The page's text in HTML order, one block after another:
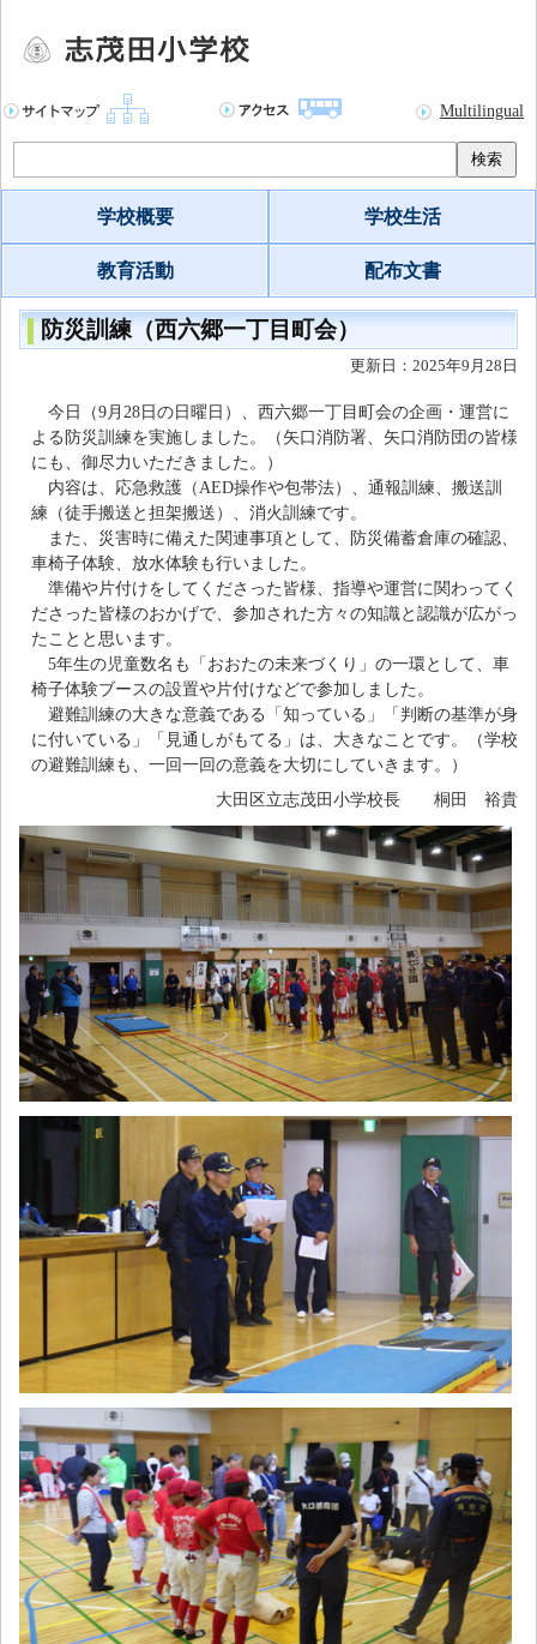
Multilingual
検索
学校概要 学校生活
教育活動 配布文書
防災訓練（西六郷一丁目町会）
更新日：2025年9月28日
今日（9月28日の日曜日）、西六郷一丁目町会の企画・運営に
よる防災訓練を実施しました。（矢口消防署、矢口消防団の皆様
にも、御尽力いただきました。）
内容は、応急救護（AED操作や包帯法）、通報訓練、搬送訓
練（徒手搬送と担架搬送）、消火訓練です。
また、災害時に備えた関連事項として、防災備蓄倉庫の確認、
車椅子体験、放水体験も行いました。
準備や片付けをしてくださった皆様、指導や運営に関わってく
ださった皆様のおかげで、参加された方々の知識と認識が広がっ
たことと思います。
5年生の児童数名も「おおたの未来づくり」の一環として、車
椅子体験ブースの設置や片付けなどで参加しました。
避難訓練の大きな意義である「知っている」「判断の基準が身
に付いている」「見通しがもてる」は、大きなことです。（学校
の避難訓練も、一回一回の意義を大切にしていきます。）
大田区立志茂田小学校長 桐田 裕貴